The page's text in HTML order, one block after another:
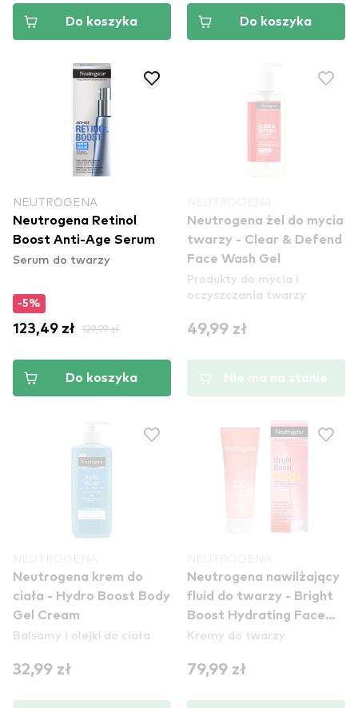
Do koszyka Do koszyka
NEUTROGENA
Neutrogena Retinol
Boost Anti-Age Serum
Serum do twarzy
-5%
123,49 zł 129,99 zł
Do koszyka
Neutrogena żel do mycia
twarzy - Clear & Defend
Face Wash Gel
Produkty do mycia i
oczyszczania twarzy
49,99 zł
Nie ma na stanie
Neutrogena krem do
ciała - Hydro Boost Body
Gel Cream
Balsamy i olejki do ciała
32,99 zł
Neutrogena nawilżający
fluid do twarzy - Bright
Boost Hydrating Face
Fluid
Kremy do twarzy
79,99 zł